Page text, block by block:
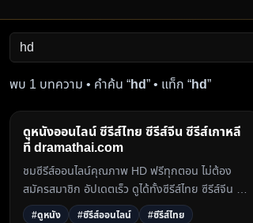
พบ 1 บทความ • คำค้น “hd” • แท็ก “hd”
ดูหนังออนไลน์ ซีรีส์ไทย ซีรีส์จีน ซีรีส์เกาหลี
ที่ dramathai.com
ชมซีรีส์ออนไลน์คุณภาพ HD ฟรีทุกตอน ไม่ต้อง
สมัครสมาชิก อัปเดตเร็ว ดูได้ทั้งซีรีส์ไทย ซีรีส์จีน ซี
รีส์เกาหลี และหนังใหม่ ผ่าน dramathai.com3
#ดูหนัง #ซีรีส์ออนไลน์ #ซีรีส์ไทย